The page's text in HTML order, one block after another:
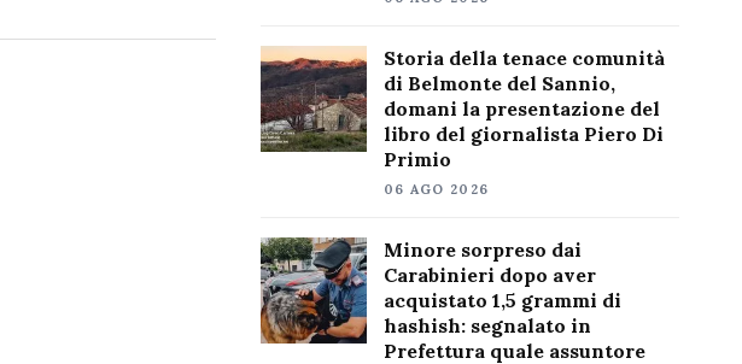
Storia della tenace comunità
di Belmonte del Sannio,
domani la presentazione del
libro del giornalista Piero Di
Primio
06 AGO 2026
Minore sorpreso dai
Carabinieri dopo aver
acquistato 1,5 grammi di
hashish: segnalato in
Prefettura quale assuntore